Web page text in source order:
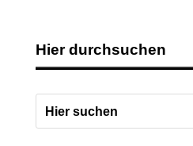
Hier durchsuchen